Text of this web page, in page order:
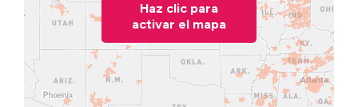
Haz clic para
activar el mapa